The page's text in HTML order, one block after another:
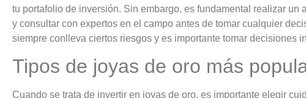
tu portafolio de inversión. Sin embargo, es fundamental realizar un
y consultar con expertos en el campo antes de tomar cualquier
siempre conlleva ciertos riesgos y es importante tomar decisiones
Tipos de joyas de oro más
Cuando se trata de invertir en joyas de oro, es importante elegir